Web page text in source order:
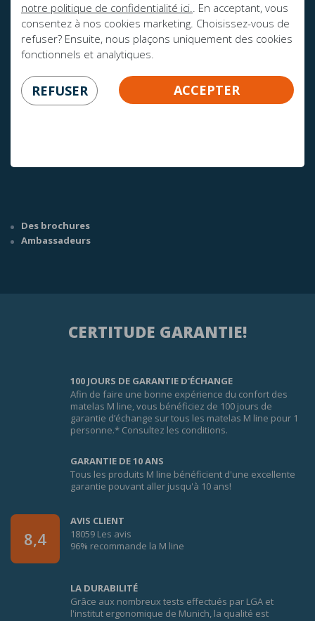
notre politique de confidentialité ici.. En acceptant, vous
consentez à nos cookies marketing. Choisissez-vous de
refuser? Ensuite, nous plaçons uniquement des cookies
fonctionnels et analytiques.
REFUSER ACCEPTER
AVEZ-VOUS DES QUESTIONS?
Des brochures
Ambassadeurs
CERTITUDE GARANTIE!
100 JOURS DE GARANTIE D'ÉCHANGE
Afin de faire une bonne expérience du confort des
matelas M line, vous bénéficiez de 100 jours de
garantie d’échange sur tous les matelas M line pour 1
personne.* Consultez les conditions.
GARANTIE DE 10 ANS
Tous les produits M line bénéficient d'une excellente
garantie pouvant aller jusqu'à 10 ans!
8,4
AVIS CLIENT
18059 Les avis
96% recommande la M line
LA DURABILITÉ
Grâce aux nombreux tests effectués par LGA et
l'institut ergonomique de Munich, la qualité est